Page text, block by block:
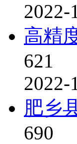
2022-
高精
621
2022-
肥乡
690